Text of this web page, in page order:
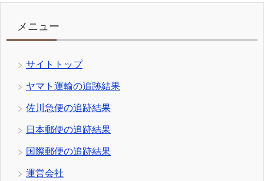
メニュー
サイトトップ
ヤマト運輸の追跡結果
佐川急便の追跡結果
日本郵便の追跡結果
国際郵便の追跡結果
運営会社